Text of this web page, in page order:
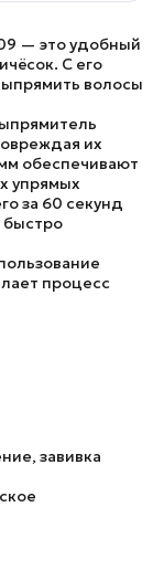
— это удобный
С его
волосы
их
обеспечивают
упрямых
за 60 секунд
быстро
процесс
завивка